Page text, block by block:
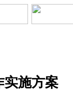
实施方案